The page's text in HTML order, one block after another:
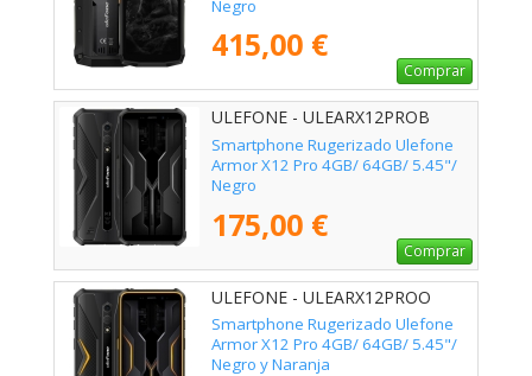
Negro
415,00 €
Comprar
ULEFONE - ULEARX12PROB
Smartphone Rugerizado Ulefone
Armor X12 Pro 4GB/ 64GB/ 5.45"/
Negro
175,00 €
Comprar
ULEFONE - ULEARX12PROO
Smartphone Rugerizado Ulefone
Armor X12 Pro 4GB/ 64GB/ 5.45"/
Negro y Naranja